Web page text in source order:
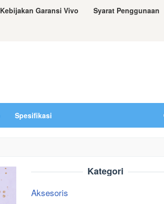
Kebijakan Garansi Vivo Syarat Penggunaan
Spesifikasi
Kategori
Aksesoris